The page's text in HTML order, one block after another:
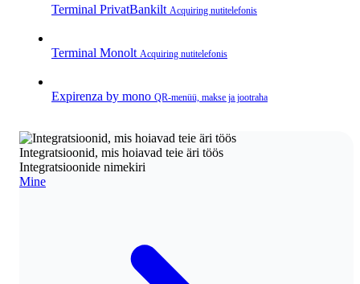
Terminal PrivatBankilt Acquiring nutitelefonis
Terminal Monolt Acquiring nutitelefonis
Expirenza by mono QR‑menüü, makse ja jootraha
Integratsioonid, mis hoiavad teie äri töös
Integratsioonide nimekiri
Mine